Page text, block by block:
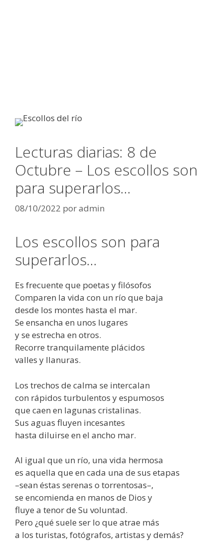
Lecturas diarias: 8 de
Octubre – Los escollos son
para superarlos…
08/10/2022 poradmin
Los escollos son para
superarlos…
Es frecuente que poetas y filósofos
Comparen la vida con un río que baja
desde los montes hasta el mar.
Se ensancha en unos lugares
y se estrecha en otros.
Recorre tranquilamente plácidos
valles y llanuras.
Los trechos de calma se intercalan
con rápidos turbulentos y espumosos
que caen en lagunas cristalinas.
Sus aguas fluyen incesantes
hasta diluirse en el ancho mar.
Al igual que un río, una vida hermosa
es aquella que en cada una de sus etapas
–sean éstas serenas o torrentosas–,
se encomienda en manos de Dios y
fluye a tenor de Su voluntad.
Pero ¿qué suele ser lo que atrae más
a los turistas, fotógrafos, artistas y demás?